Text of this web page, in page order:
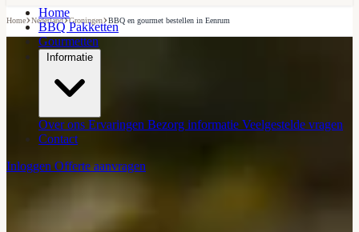
Home
BBQ Pakketten
Gourmetten
Informatie
Over ons Ervaringen Bezorg informatie Veelgestelde vragen
Contact
Inloggen Offerte aanvragen
Home›Nederland›Groningen›BBQ en gourmet bestellen in Eenrum